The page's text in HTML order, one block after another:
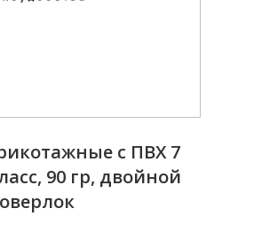
с ПВХ 7
90 гр, двойной
оверлок